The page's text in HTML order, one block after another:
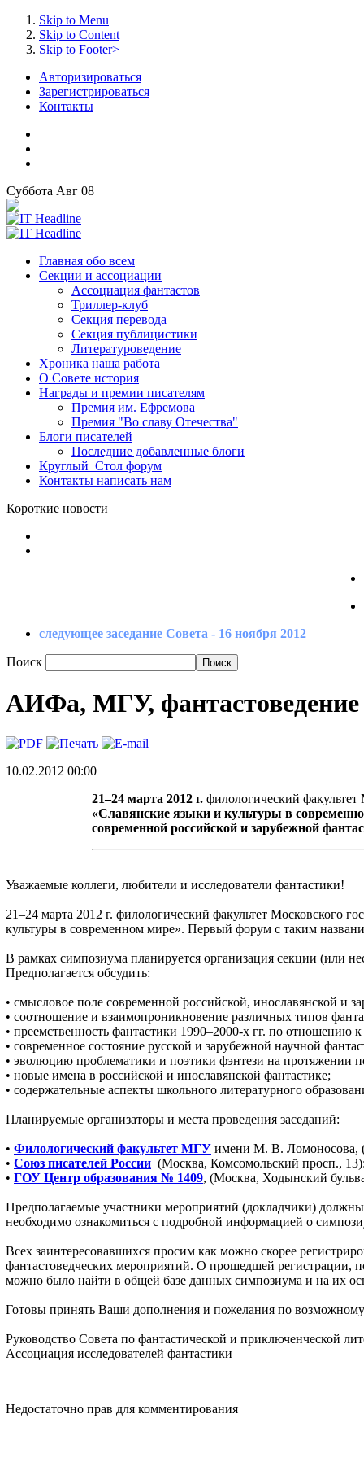
Skip to Menu
Skip to Content
Skip to Footer>
Авторизироваться
Зарегистрироваться
Контакты
Суббота Авг 08
Главная обо всем
Секции и ассоциации
Ассоциация фантастов
Триллер-клуб
Секция перевода
Секция публицистики
Литературоведение
Хроника наша работа
О Совете история
Награды и премии писателям
Премия им. Ефремова
Премия "Во славу Отечества"
Блоги писателей
Последние добавленные блоги
Круглый_Стол форум
Контакты написать нам
Короткие новости
следующее заседание Совета - 16 ноября 2012
Поиск
АИФа, МГУ, фантастоведение
10.02.2012 00:00
21–24 марта 2012 г. филологический
«Славянские языки и культуры в
современной российской и зарубежной
Уважаемые коллеги, любители и исследователи фантастики!
21–24 марта 2012 г. филологический факультет
культуры в современном мире». Первый форум с таким
В рамках симпозиума планируется организация секции (или
Предполагается обсудить:
• смысловое поле современной российской, инославянской и
• соотношение и взаимопроникновение различных типов
• преемственность фантастики 1990–2000-х гг. по отношению
• современное состояние русской и зарубежной научной
• эволюцию проблематики и поэтики фэнтези на протяжении
• новые имена в российской и инославянской фантастике;
• содержательные аспекты школьного литературного
Планируемые организаторы и места проведения заседаний:
• Филологический факультет МГУ имени М. В. Ломоносова,
• Союз писателей России (Москва, Комсомольский просп., 13):
• ГОУ Центр образования № 1409, (Москва, Ходынский
Предполагаемые участники мероприятий (докладчики)
необходимо ознакомиться с подробной информацией о
Всех заинтересовавшихся просим как можно скорее
фантастоведческих мероприятий. О прошедшей регистрации,
можно было найти в общей базе данных симпозиума и на их
Готовы принять Ваши дополнения и пожелания по
Руководство Совета по фантастической и приключенческой
Ассоциация исследователей фантастики
Недостаточно прав для комментирования